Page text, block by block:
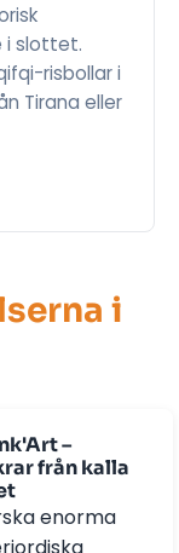
i slottet.
risbollar i
Tirana eller
i
–
från kalla
enorma